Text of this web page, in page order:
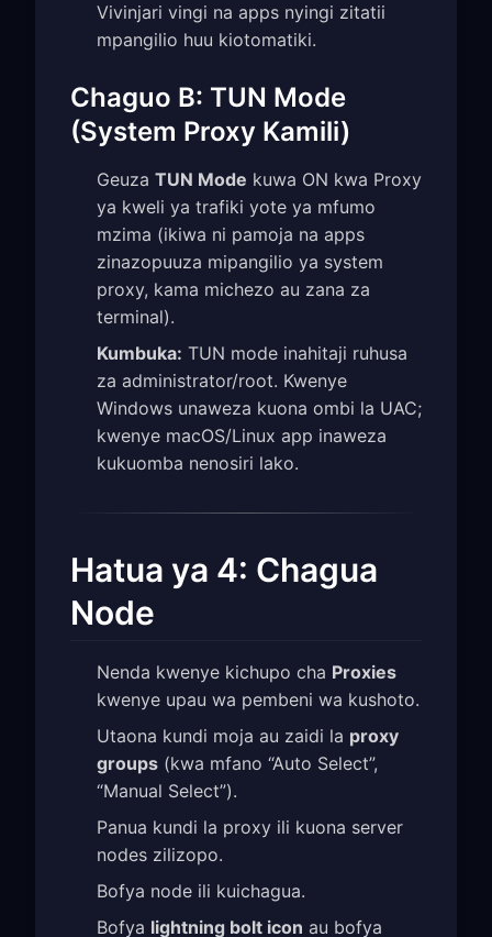
Vivinjari vingi na apps nyingi zitatii
mpangilio huu kiotomatiki.
Chaguo B: TUN Mode
(System Proxy Kamili)
Geuza TUN Mode kuwa ON kwa Proxy
ya kweli ya trafiki yote ya mfumo
mzima (ikiwa ni pamoja na apps
zinazopuuza mipangilio ya system
proxy, kama michezo au zana za
terminal).
Kumbuka: TUN mode inahitaji ruhusa
za administrator/root. Kwenye
Windows unaweza kuona ombi la UAC;
kwenye macOS/Linux app inaweza
kukuomba nenosiri lako.
Hatua ya 4: Chagua
Node
Nenda kwenye kichupo cha Proxies
kwenye upau wa pembeni wa kushoto.
Utaona kundi moja au zaidi la proxy
groups (kwa mfano “Auto Select”,
“Manual Select”).
Panua kundi la proxy ili kuona server
nodes zilizopo.
Bofya node ili kuichagua.
Bofya lightning bolt icon au bofya